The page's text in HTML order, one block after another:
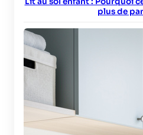
plus de